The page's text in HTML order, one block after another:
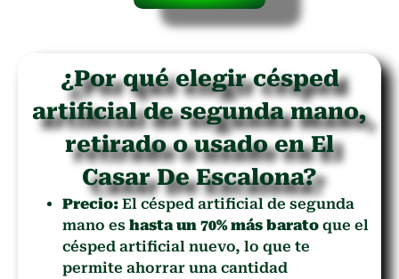
¿Por qué elegir césped
artificial de segunda mano,
retirado o usado en El
Casar De Escalona?
Precio:El césped artificial de segunda
mano es hasta un 70% más barato que el
césped artificial nuevo, lo que te
permite ahorrar una cantidad